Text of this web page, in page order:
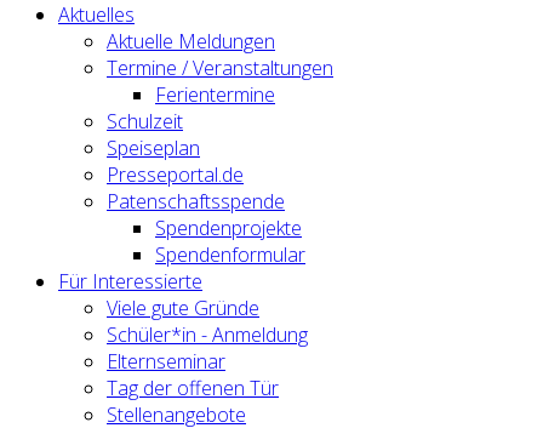
Aktuelles
Aktuelle Meldungen
Termine / Veranstaltungen
Ferientermine
Schulzeit
Speiseplan
Presseportal.de
Patenschaftsspende
Spendenprojekte
Spendenformular
Für Interessierte
Viele gute Gründe
Schüler*in - Anmeldung
Elternseminar
Tag der offenen Tür
Stellenangebote